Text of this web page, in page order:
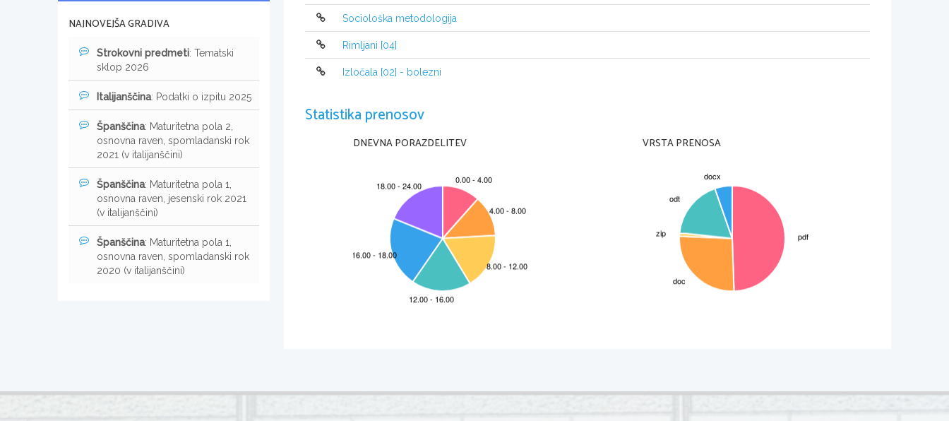
Sociološka metodologija
Rimljani [04]
Izločala [02] - bolezni
Statistika prenosov
DNEVNA PORAZDELITEV VRSTA PRENOSA
NAJNOVEJŠA GRADIVA
Strokovni predmeti: Tematski
sklop 2026
Italijanščina: Podatki o izpitu 2025
Španščina: Maturitetna pola 2,
osnovna raven, spomladanski rok
2021 (v italijanščini)
Španščina: Maturitetna pola 1,
osnovna raven, jesenski rok 2021
(v italijanščini)
Španščina: Maturitetna pola 1,
osnovna raven, spomladanski rok
2020 (v italijanščini)